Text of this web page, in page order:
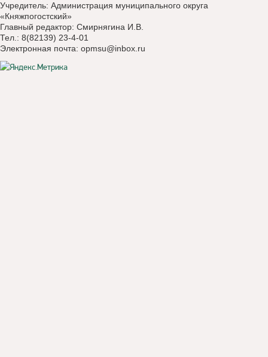
Учредитель: Администрация муниципального округа
«Княжпогостский»
Главный редактор: Смирнягина И.В.
Тел.: 8(82139) 23-4-01
Электронная почта: opmsu@inbox.ru